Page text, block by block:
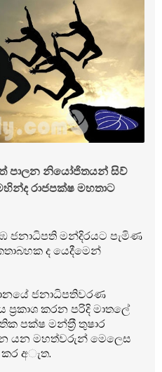
පාලන නියෝජිතයන් සිව්
රාජපක්ෂ මහතාට
ජනාධිපති මන්දිරයට පැමිණ
ද යෙදීමෙන්
ජනාධිපතිවරණ
ප‍්‍රකාශ කරන පරිදි මාතලේ
පක්ෂ මන්ත‍්‍රී තුෂාර
යන මහත්වරුන් මෙලෙස
කර අැත.